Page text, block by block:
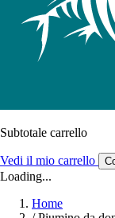
Subtotale carrello
Vedi il mio carrello
Loading...
Home